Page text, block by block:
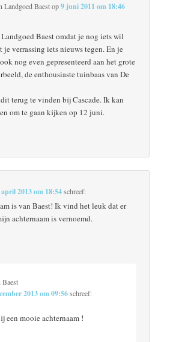
Landgoed Baestop9 juni 2011 om 18:46
Baest omdat je nog iets wil
je verrassing iets nieuws tegen. En je
nog even gepresenteerd aan het grote
de enthousiaste tuinbaas van De
terug te vinden bij Cascade. Ik kan
om te gaan kijken op 12 juni.
april 2013 om 18:54schreef:
is van Baest! Ik vind het leuk dat er
achternaam is vernoemd.
Baest
2013 om 09:56 schreef:
een mooie achternaam !